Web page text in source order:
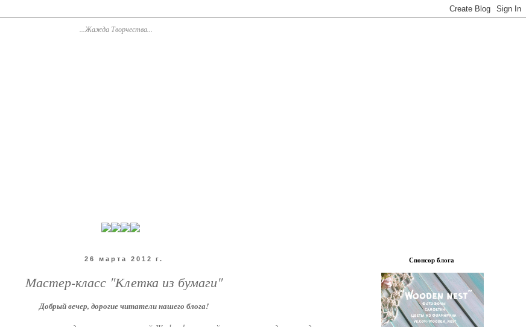
26 марта 2012 г.
Мастер-класс "Клетка из бумаги"
Добрый вечер, дорогие читатели нашего блога!
Спонсор блога